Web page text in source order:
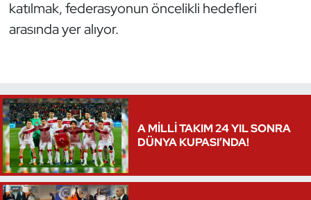
katılmak, federasyonun öncelikli hedefleri
arasında yer alıyor.
A MİLLİ TAKIM 24 YIL SONRA
DÜNYA KUPASI’NDA!